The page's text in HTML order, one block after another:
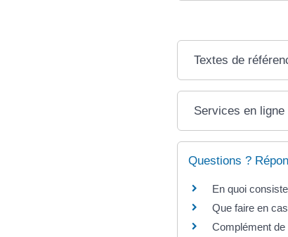
Textes de
Services en
Questions ?
En quoi
Que faire en
Complément